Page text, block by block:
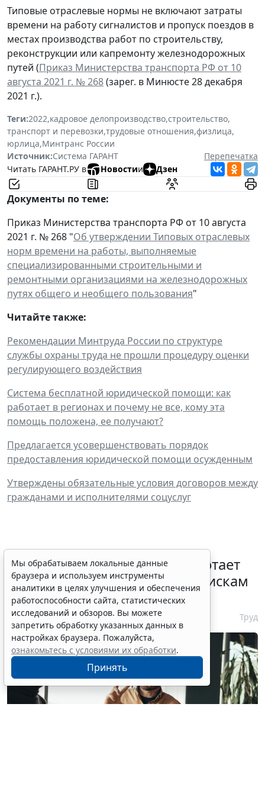
Типовые отраслевые нормы не включают затраты
времени на работу сигналистов и пропуск поездов в
местах производства работ по строительству,
реконструкции или капремонту железнодорожных
путей (Приказ Министерства транспорта РФ от 10
августа 2021 г. № 268(зарег. в Минюсте 28 декабря
2021 г.).
Теги:2022,кадровое делопроизводство,строительство,
транспорт и перевозки,трудовые отношения,физлица,
юрлица,Минтранс России
Источник:Система ГАРАНТ
Перепечатка
Читать ГАРАНТ.РУ в
Новостии Дзен
Документы по теме:
Приказ Министерства транспорта РФ от 10 августа
2021 г. № 268 "Об утверждении Типовых отраслевых
норм времени на работы, выполняемые
специализированными строительными и
ремонтными организациями на железнодорожных
путях общего и необщего пользования"
Читайте также:
Рекомендации Минтруда России по структуре
службы охраны труда не прошли процедуру оценки
регулирующего воздействия
Система бесплатной юридической помощи: как
работает в регионах и почему не все, кому эта
помощь положена, ее получают?
Предлагается усовершенствовать порядок
предоставления юридической помощи осужденным
Утверждены обязательные условия договоров между
гражданами и исполнителями соцуслуг
С 1 февраля 2027 года заработает
ГОСТ по психосоциальным рискам
на рабочем месте
7 августа 2026 17:11 Труд
Мы обрабатываем локальные данные
браузера и используем инструменты
аналитики в целях улучшения и обеспечения
работоспособности сайта, статистических
исследований и обзоров. Вы можете
запретить обработку указанных данных в
настройках браузера. Пожалуйста,
ознакомьтесь с условиями их обработки.
Принять